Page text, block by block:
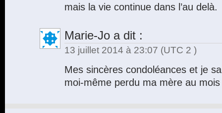
mais la vie continue dans l’au delà.
Marie-Jo a dit :
13 juillet 2014 à 23:07 (UTC 2 )
Mes sincères condoléances et je
moi-même perdu ma mère au mois